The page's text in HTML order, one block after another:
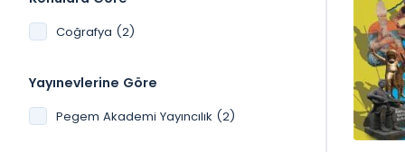
Coğrafya (2)
Yayınevlerine Göre
Pegem Akademi Yayıncılık (2)